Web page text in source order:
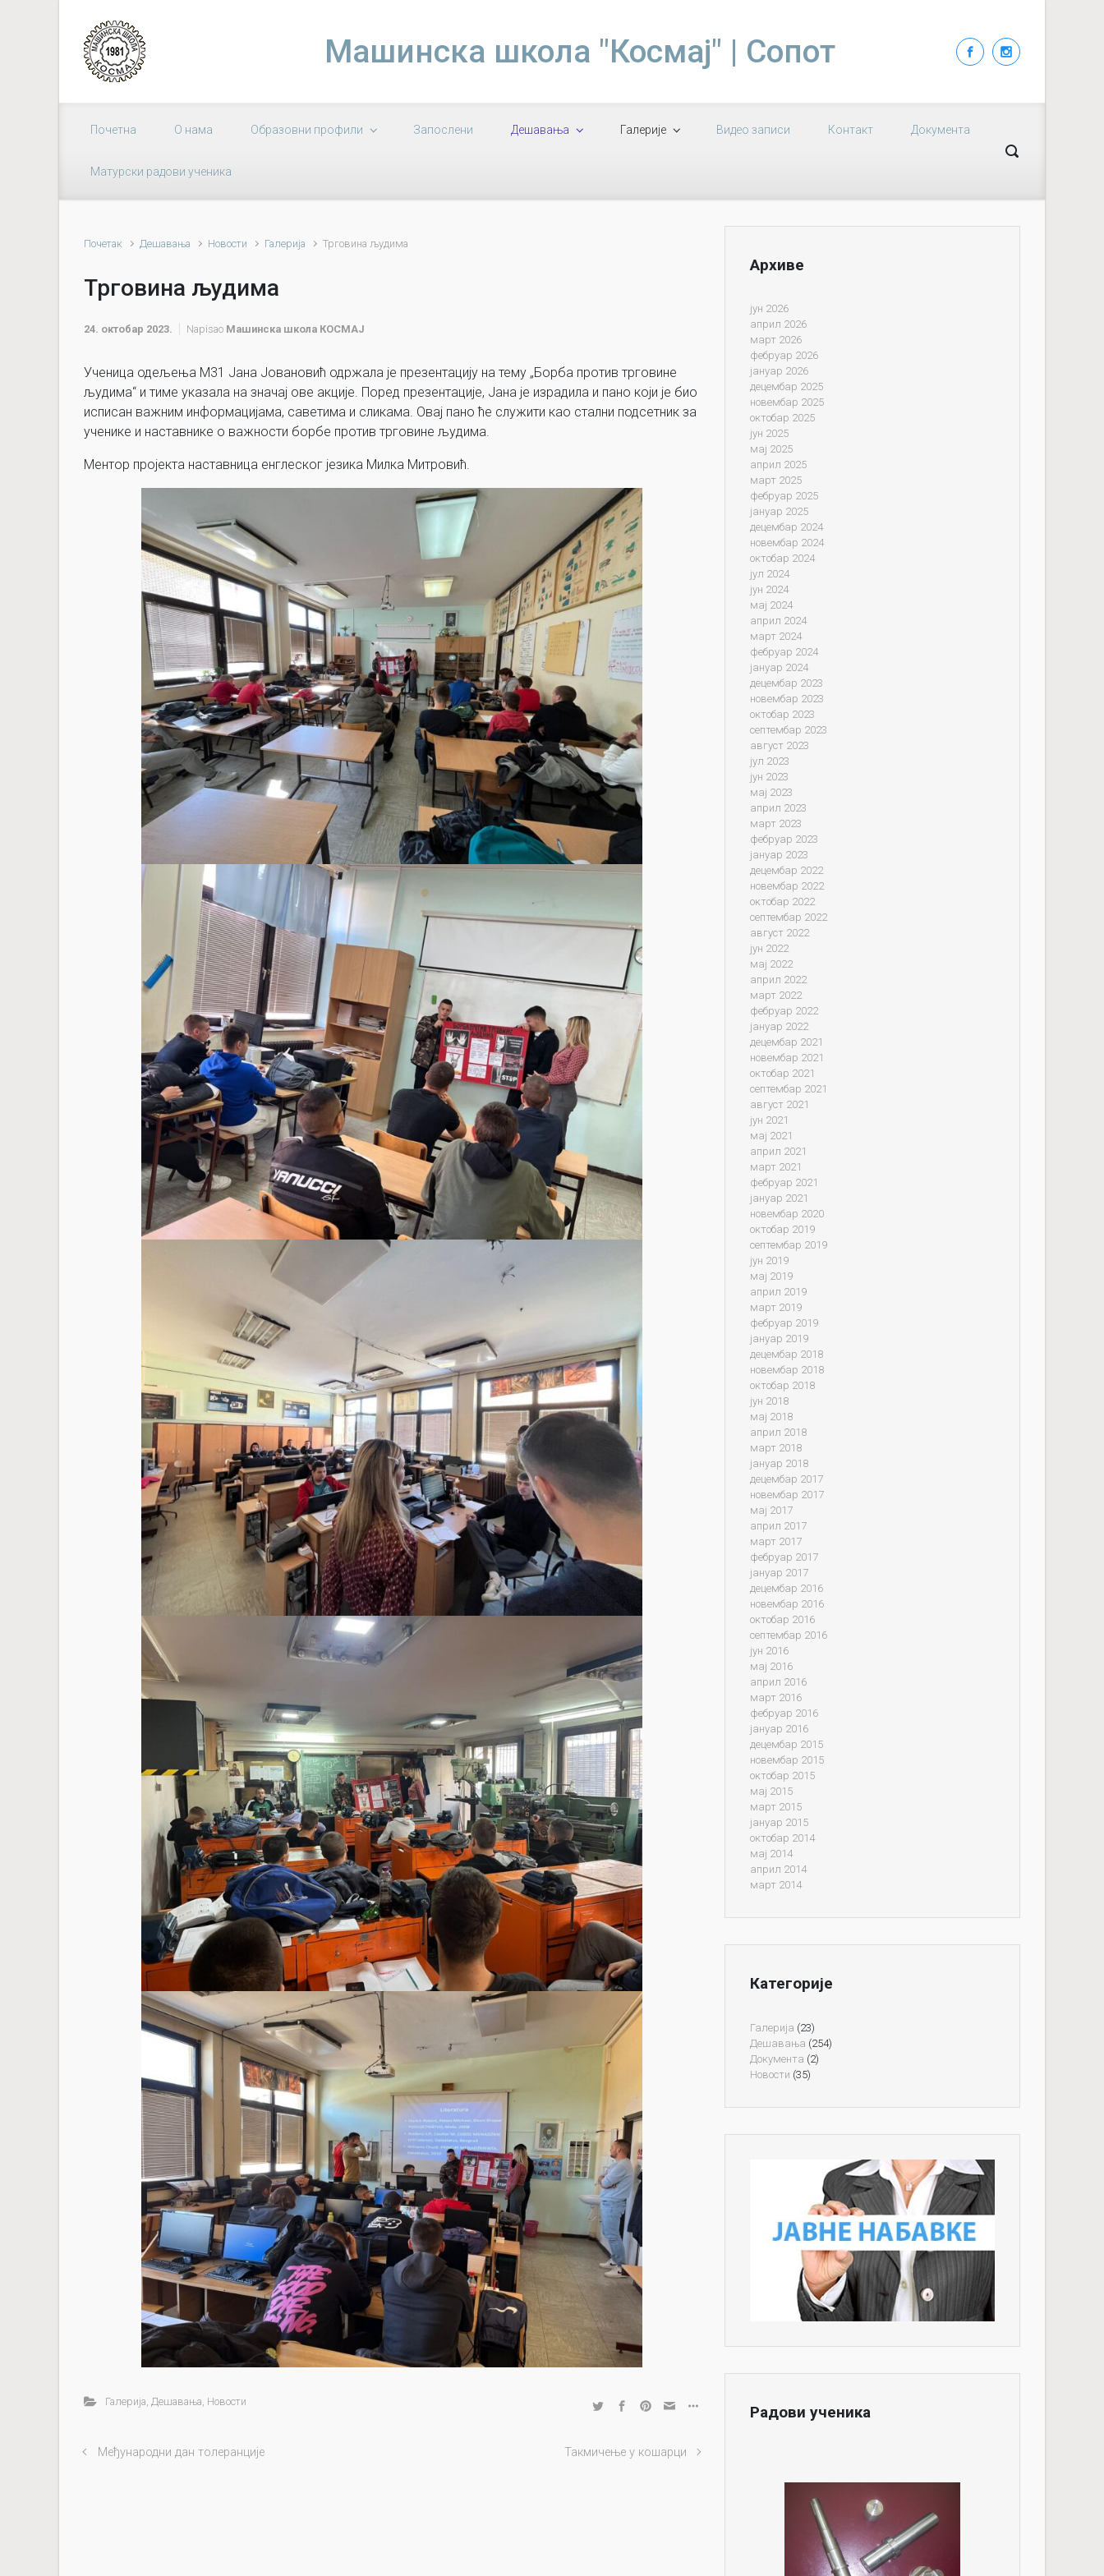
Машинска школа "Космај" | Сопот
Почетна О нама Образовни профили Запослени Дешавања Галерије Видео записи Контакт Документа
Матурски радови ученика
Почетак Дешавања Новости Галерија Трговина људима
Трговина људима
24. октобар 2023. Napisao Машинска школа КОСМАЈ
Ученица одељења М31 Јана Јовановић одржала је презентацију на тему „Борба против трговине
људима“ и тиме указала на значај ове акције. Поред презентације, Јана је израдила и пано који је био
исписан важним информацијама, саветима и сликама. Овај пано ће служити као стални подсетник за
ученике и наставнике о важности борбе против трговине људима.
Ментор пројекта наставница енглеског језика Милка Митровић.
Галерија Дешавања Новости
Међународни дан толеранције Такмичење у кошарци
Архиве
јун 2026
април 2026
март 2026
фебруар 2026
јануар 2026
децембар 2025
новембар 2025
октобар 2025
јун 2025
мај 2025
април 2025
март 2025
фебруар 2025
јануар 2025
децембар 2024
новембар 2024
октобар 2024
јул 2024
јун 2024
мај 2024
април 2024
март 2024
фебруар 2024
јануар 2024
децембар 2023
новембар 2023
октобар 2023
септембар 2023
август 2023
јул 2023
јун 2023
мај 2023
април 2023
март 2023
фебруар 2023
јануар 2023
децембар 2022
новембар 2022
октобар 2022
септембар 2022
август 2022
јун 2022
мај 2022
април 2022
март 2022
фебруар 2022
јануар 2022
децембар 2021
новембар 2021
октобар 2021
септембар 2021
август 2021
јун 2021
мај 2021
април 2021
март 2021
фебруар 2021
јануар 2021
новембар 2020
октобар 2019
септембар 2019
јун 2019
мај 2019
април 2019
март 2019
фебруар 2019
јануар 2019
децембар 2018
новембар 2018
октобар 2018
јун 2018
мај 2018
април 2018
март 2018
јануар 2018
децембар 2017
новембар 2017
мај 2017
април 2017
март 2017
фебруар 2017
јануар 2017
децембар 2016
новембар 2016
октобар 2016
септембар 2016
јун 2016
мај 2016
април 2016
март 2016
фебруар 2016
јануар 2016
децембар 2015
новембар 2015
октобар 2015
мај 2015
март 2015
јануар 2015
октобар 2014
мај 2014
април 2014
март 2014
Категорије
Галерија (23)
Дешавања (254)
Документа (2)
Новости (35)
Радови ученика